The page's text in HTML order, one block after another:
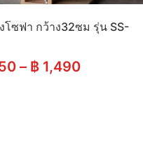
โซฟา กว้าง32ซม รุ่น SS-
– ฿ 1,490